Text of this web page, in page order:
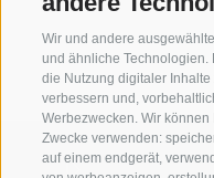
Wir und andere ausgewählte
und ähnliche Technologien.
die Nutzung digitaler
verbessern und,
Werbezwecken. Wir
Zwecke verwenden:
auf einem endgerät,